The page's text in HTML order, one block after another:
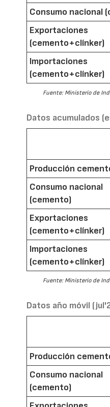
Consumo nacional
Exportaciones
(cemento+clínker)
Importaciones
(cemento+clínker)
Fuente: Ministerio de
Datos acumulados
Producción
Consumo nacional
(cemento)
Exportaciones
(cemento+clínker)
Importaciones
(cemento+clínker)
Fuente: Ministerio de
Datos año móvil
Producción
Consumo nacional
(cemento)